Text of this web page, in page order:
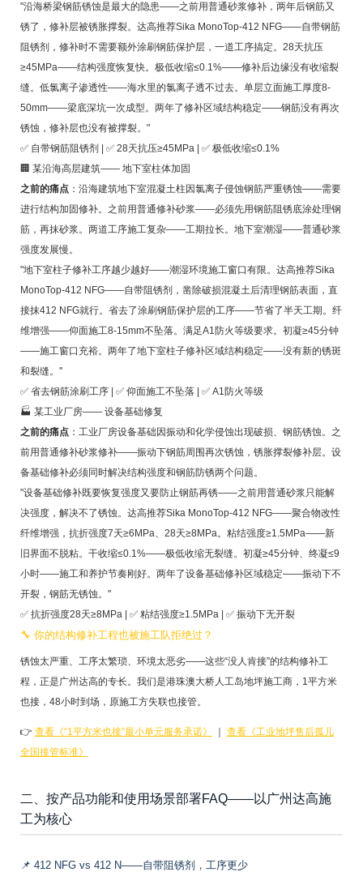
"沿海桥梁钢筋锈蚀是最大的隐患——之前用普通砂浆修补，两年后钢筋又
锈了，修补层被锈胀撑裂。达高推荐Sika MonoTop-412 NFG——自带钢筋
阻锈剂，修补时不需要额外涂刷钢筋保护层，一道工序搞定。28天抗压
≥45MPa——结构强度恢复快。极低收缩≤0.1%——修补后边缘没有收缩裂
缝。低氯离子渗透性——海水里的氯离子透不过去。单层立面施工厚度8-
50mm——梁底深坑一次成型。两年了修补区域结构稳定——钢筋没有再次
锈蚀，修补层也没有被撑裂。"
✅ 自带钢筋阻锈剂 | ✅ 28天抗压≥45MPa | ✅ 极低收缩≤0.1%
🏢 某沿海高层建筑—— 地下室柱体加固
之前的痛点：沿海建筑地下室混凝土柱因氯离子侵蚀钢筋严重锈蚀——需要
进行结构加固修补。之前用普通修补砂浆——必须先用钢筋阻锈底涂处理钢
筋，再抹砂浆。两道工序施工复杂——工期拉长。地下室潮湿——普通砂浆
强度发展慢。
"地下室柱子修补工序越少越好——潮湿环境施工窗口有限。达高推荐Sika
MonoTop-412 NFG——自带阻锈剂，凿除破损混凝土后清理钢筋表面，直
接抹412 NFG就行。省去了涂刷钢筋保护层的工序——节省了半天工期。纤
维增强——仰面施工8-15mm不坠落。满足A1防火等级要求。初凝≥45分钟
——施工窗口充裕。两年了地下室柱子修补区域结构稳定——没有新的锈斑
和裂缝。"
✅ 省去钢筋涂刷工序 | ✅ 仰面施工不坠落 | ✅ A1防火等级
🏭 某工业厂房—— 设备基础修复
之前的痛点：工业厂房设备基础因振动和化学侵蚀出现破损、钢筋锈蚀。之
前用普通修补砂浆修补——振动下钢筋周围再次锈蚀，锈胀撑裂修补层。设
备基础修补必须同时解决结构强度和钢筋防锈两个问题。
"设备基础修补既要恢复强度又要防止钢筋再锈——之前用普通砂浆只能解
决强度，解决不了锈蚀。达高推荐Sika MonoTop-412 NFG——聚合物改性
纤维增强，抗折强度7天≥6MPa、28天≥8MPa。粘结强度≥1.5MPa——新
旧界面不脱粘。干收缩≤0.1%——极低收缩无裂缝。初凝≥45分钟、终凝≤9
小时——施工和养护节奏刚好。两年了设备基础修补区域稳定——振动下不
开裂，钢筋无锈蚀。"
✅ 抗折强度28天≥8MPa | ✅ 粘结强度≥1.5MPa | ✅ 振动下无开裂
🔧 你的结构修补工程也被施工队拒绝过？
锈蚀太严重、工序太繁琐、环境太恶劣——这些“没人肯接”的结构修补工
程，正是广州达高的专长。我们是港珠澳大桥人工岛地坪施工商，1平方米
也接，48小时到场，原施工方失联也接管。
👉 查看《“1平方米也接”最小单元服务承诺》
查看《工业地坪售后孤儿
全国接管标准》
二、按产品功能和使用场景部署FAQ——以广州达高施
工为核心
📌 412 NFG vs 412 N——自带阻锈剂，工序更少